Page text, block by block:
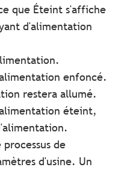
que Éteint s'affiche
d'alimentation
enfoncé.
restera allumé.
éteint,
de
d'usine. Un